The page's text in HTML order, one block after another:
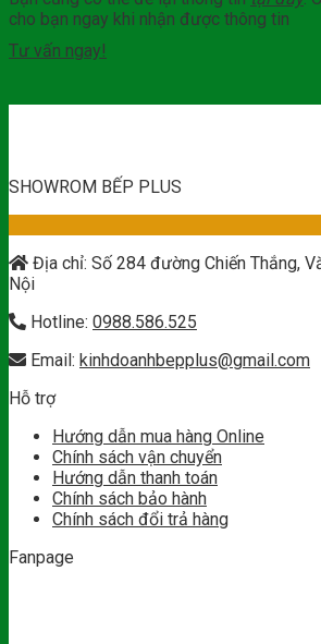
cho bạn ngay khi nhận được thông tin
Tư vấn ngay!
SHOWROM BẾP PLUS
Địa chỉ: Số 284 đường Chiến Thắng,
Nội
Hotline: 0988.586.525
Email: kinhdoanhbepplus@gmail.com
Hỗ trợ
Hướng dẫn mua hàng Online
Chính sách vận chuyển
Hướng dẫn thanh toán
Chính sách bảo hành
Chính sách đổi trả hàng
Fanpage